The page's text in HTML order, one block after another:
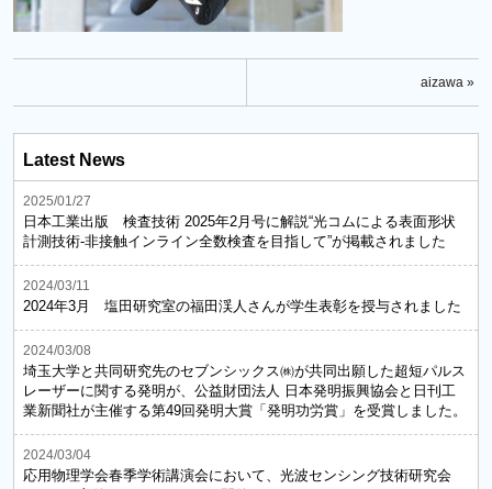
aizawa »
Latest News
2025/01/27
日本工業出版 検査技術 2025年2月号に解説“光コムによる表面形状
計測技術-非接触インライン全数検査を目指して”が掲載されました
2024/03/11
2024年3月 塩田研究室の福田渓人さんが学生表彰を授与されました
2024/03/08
埼玉大学と共同研究先のセブンシックス㈱が共同出願した超短パルス
レーザーに関する発明が、公益財団法人 日本発明振興協会と日刊工
業新聞社が主催する第49回発明大賞「発明功労賞」を受賞しました。
2024/03/04
応用物理学会春季学術講演会において、光波センシング技術研究会